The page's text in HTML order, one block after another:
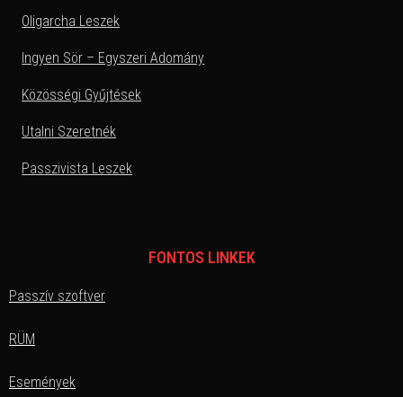
Oligarcha Leszek
Ingyen Sör – Egyszeri Adomány
Közösségi Gyűjtések
Utalni Szeretnék
Passzivista Leszek
FONTOS LINKEK
Passzív szoftver
RÜM
Események